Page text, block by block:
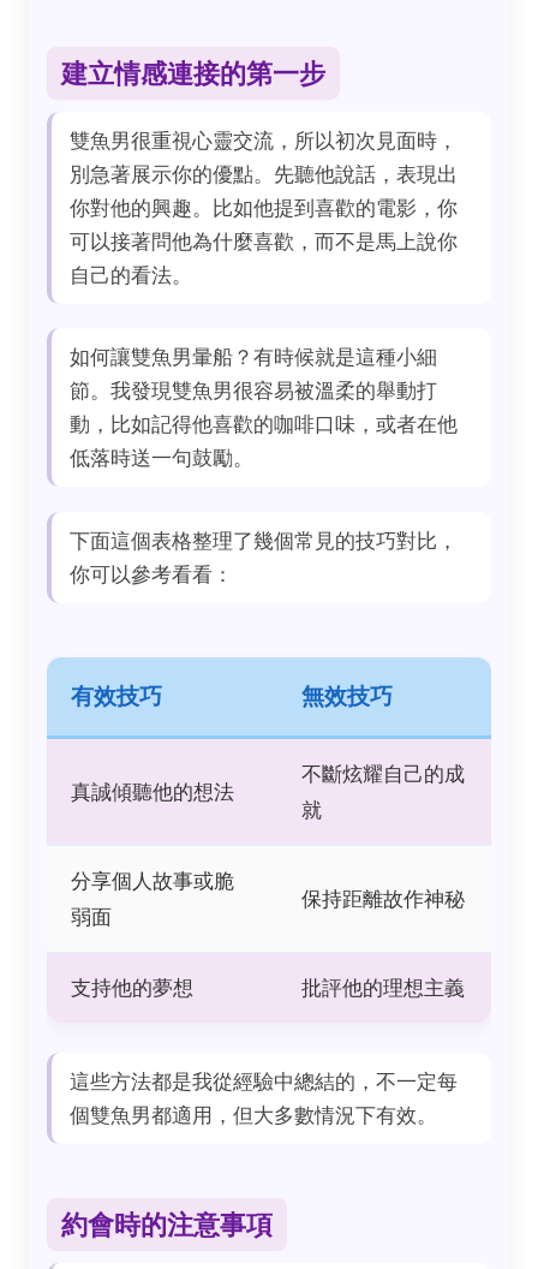
建立情感連接的第一步
雙魚男很重視心靈交流，所以初次見面時，
別急著展示你的優點。先聽他說話，表現出
你對他的興趣。比如他提到喜歡的電影，你
可以接著問他為什麼喜歡，而不是馬上說你
自己的看法。
如何讓雙魚男暈船？有時候就是這種小細
節。我發現雙魚男很容易被溫柔的舉動打
動，比如記得他喜歡的咖啡口味，或者在他
低落時送一句鼓勵。
下面這個表格整理了幾個常見的技巧對比，
你可以參考看看：
有效技巧 無效技巧
真誠傾聽他的想法
不斷炫耀自己的成
就
分享個人故事或脆
弱面
保持距離故作神秘
支持他的夢想 批評他的理想主義
這些方法都是我從經驗中總結的，不一定每
個雙魚男都適用，但大多數情況下有效。
約會時的注意事項